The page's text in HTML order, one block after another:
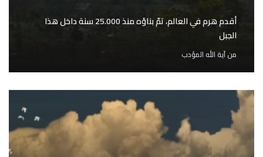
أقدم هرم في العالم، تمّ بناؤه منذ 25.000 سنة داخل هذا
الجبل
منآية الله المؤدب